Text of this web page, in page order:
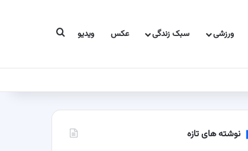
ورزشی سبک زندگی عکس ویدیو جستجو برای
نوشته های تازه